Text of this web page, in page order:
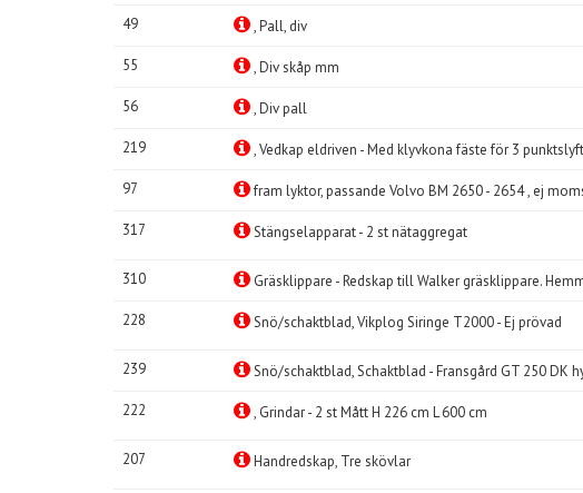
49 , Pall, div
55 , Div skåp mm
56 , Div pall
219 , Vedkap eldriven - Med klyvkona fäste för 3
97 fram lyktor, passande Volvo BM 2650 - 2654 , ej
317 Stängselapparat - 2 st nätaggregat
310 Gräsklippare - Redskap till Walker gräsklippare.
228 Snö/schaktblad, Vikplog Siringe T2000 - Ej prövad
239 Snö/schaktblad, Schaktblad - Fransgård GT 250
222 , Grindar - 2 st Mått H 226 cm L 600 cm
207 Handredskap, Tre skövlar